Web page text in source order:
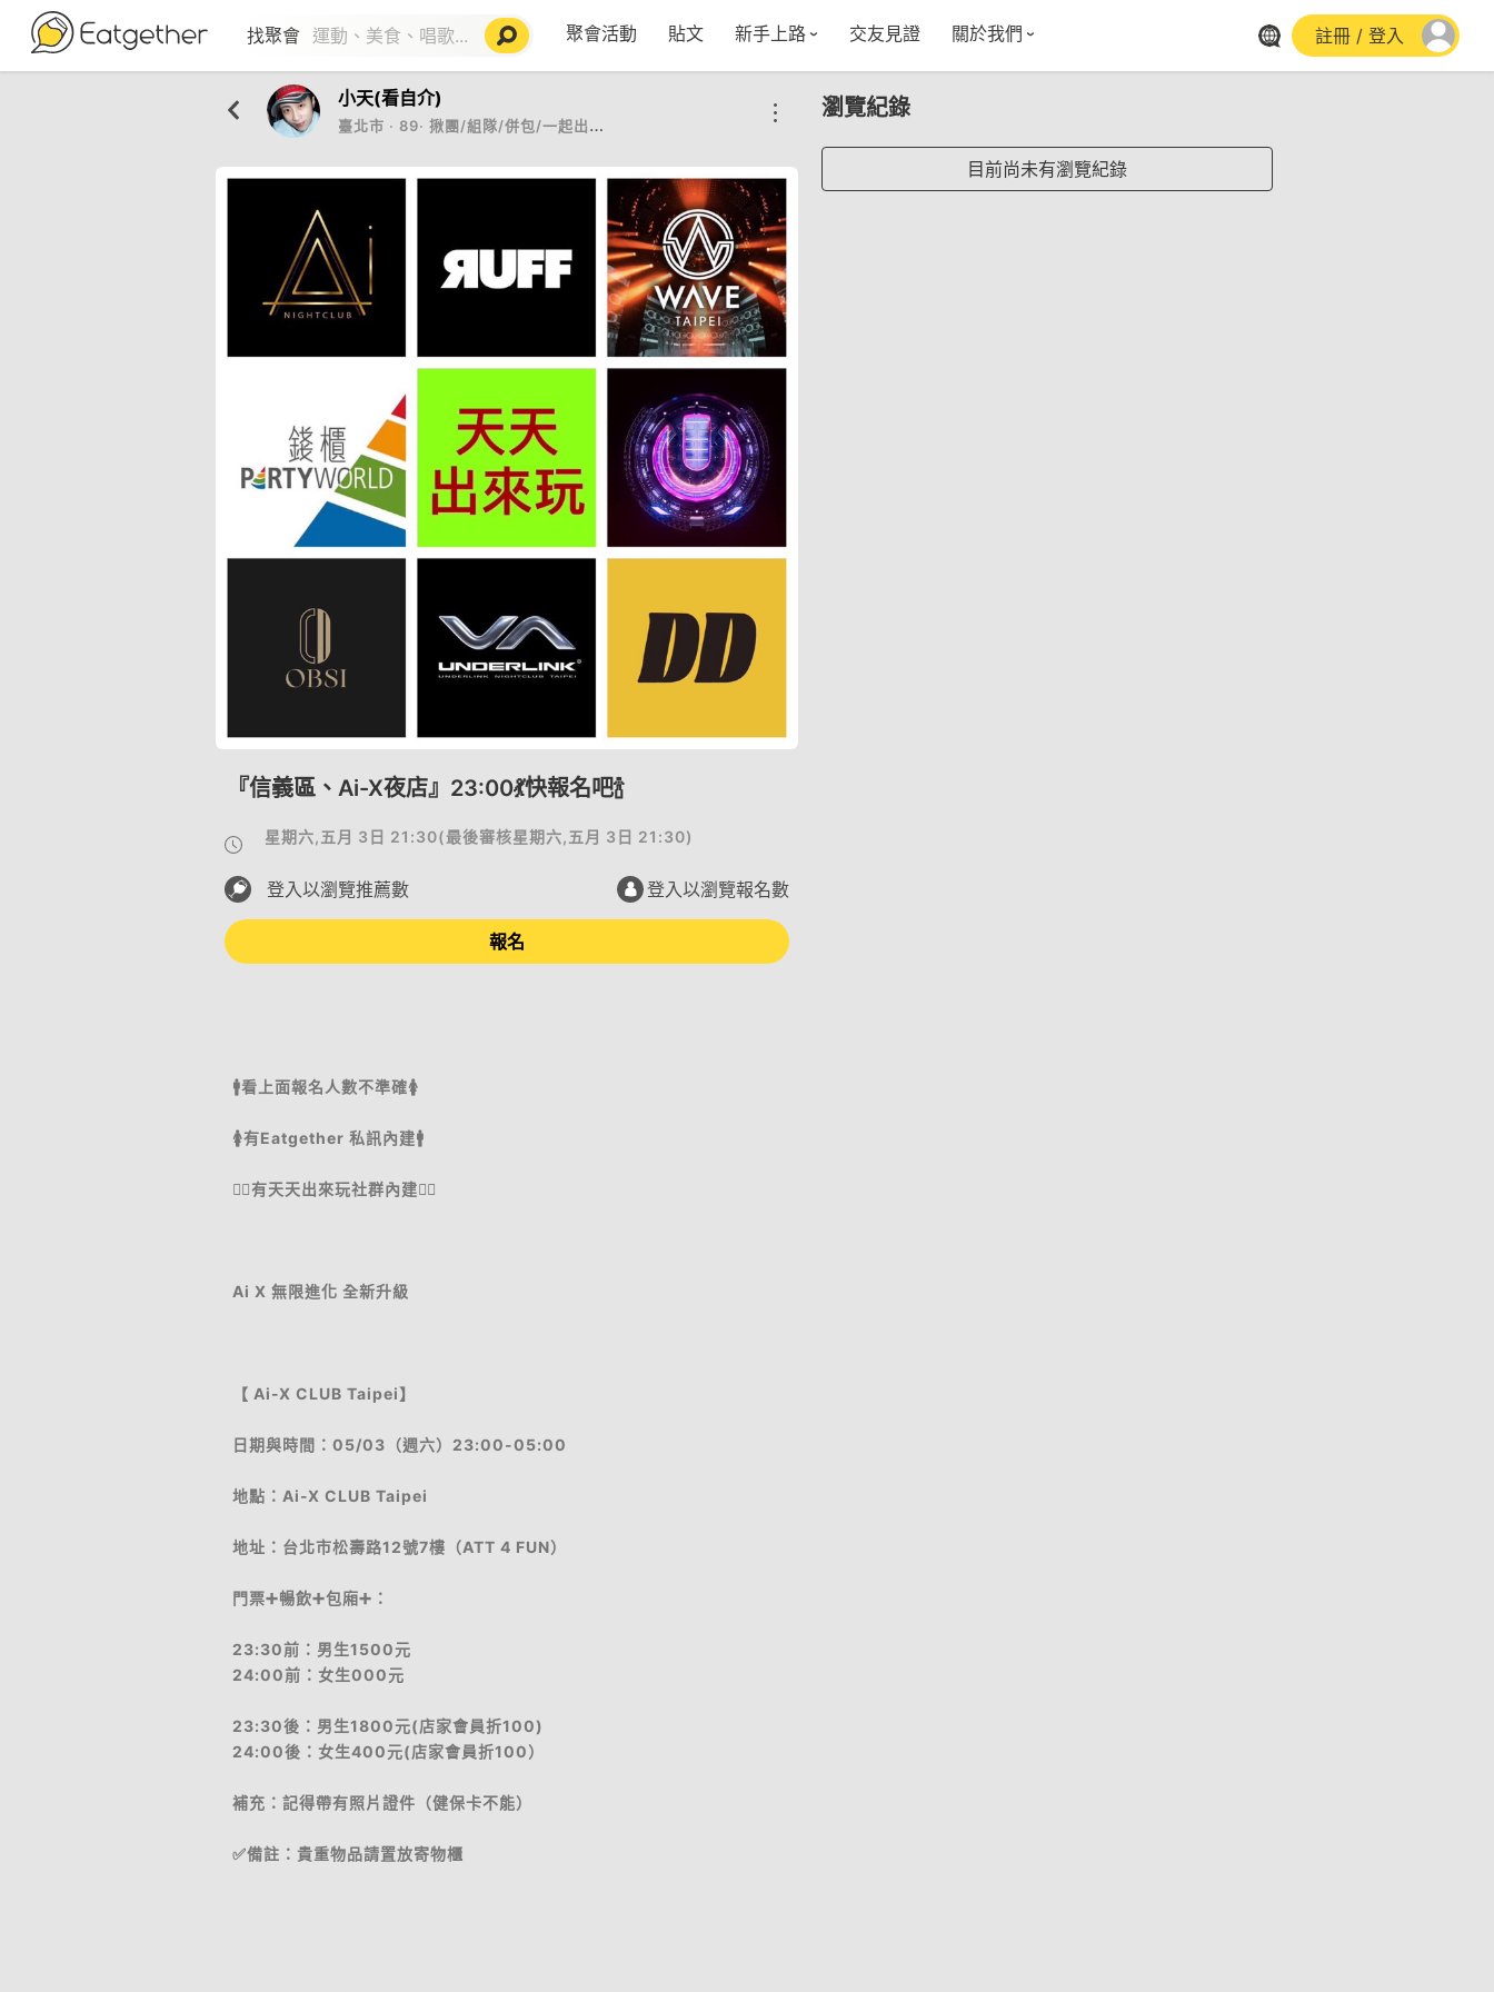
找聚會 聚會活動 貼文 新手上路
五大功能
VIP獨享
使用者指南
如何報名/舉辦聚會
常見Q&A
聚會主題推薦
節日特輯企劃
交友見證 關於我們
instagram
註冊 / 登入
小天(看自介)
臺北市 ‧ 89‧ 揪團/組隊/併包/一起出來玩
『信義區、Ai-X夜店』23:00💃快報名吧🍾️
星期六,五月 3日 21:30(最後審核星期六,五月 3日 21:30)
登入以瀏覽推薦數 登入以瀏覽報名數
報名
🚹看上面報名人數不準確🚺
🚺有Eatgether 私訊內建🚹
🧍‍♂️有天天出來玩社群內建🧍‍♀️
Ai X 無限進化 全新升級
【 Ai-X CLUB Taipei】
日期與時間：05/03（週六）23:00-05:00
地點：Ai-X CLUB Taipei
地址：台北市松壽路12號7樓（ATT 4 FUN）
門票➕暢飲➕包廂➕：
23:30前：男生1500元
24:00前：女生000元
23:30後：男生1800元(店家會員折100)
24:00後：女生400元(店家會員折100）
補充：記得帶有照片證件（健保卡不能）
✅備註：貴重物品請置放寄物櫃
瀏覽紀錄
目前尚未有瀏覽紀錄